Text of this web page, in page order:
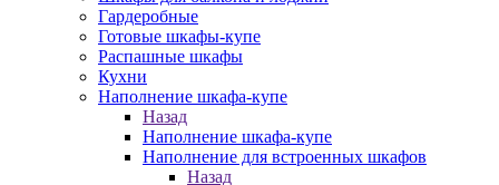
Гардеробные
Готовые шкафы-купе
Распашные шкафы
Кухни
Наполнение шкафа-купе
Назад
Наполнение шкафа-купе
Наполнение для встроенных шкафов
Назад